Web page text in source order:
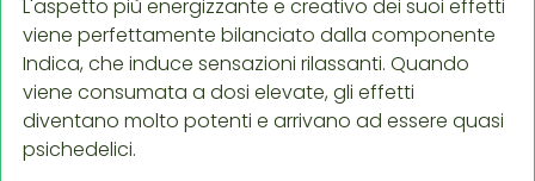
L'aspetto più energizzante e creativo dei suoi effetti
viene perfettamente bilanciato dalla componente
Indica, che induce sensazioni rilassanti. Quando
viene consumata a dosi elevate, gli effetti
diventano molto potenti e arrivano ad essere quasi
psichedelici.